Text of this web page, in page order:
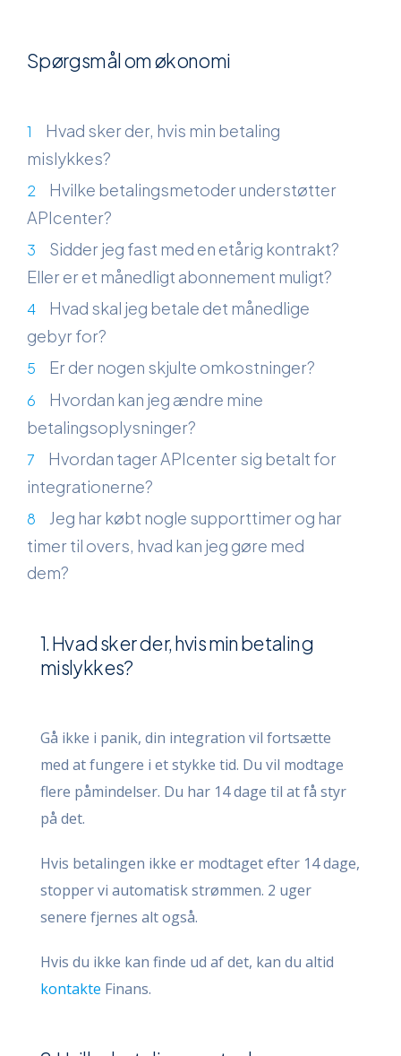
Spørgsmål om økonomi
Hvad sker der, hvis min betaling
mislykkes?
Hvilke betalingsmetoder understøtter
APIcenter?
Sidder jeg fast med en etårig kontrakt?
Eller er et månedligt abonnement muligt?
Hvad skal jeg betale det månedlige
gebyr for?
Er der nogen skjulte omkostninger?
Hvordan kan jeg ændre mine
betalingsoplysninger?
Hvordan tager APIcenter sig betalt for
integrationerne?
Jeg har købt nogle supporttimer og har
timer til overs, hvad kan jeg gøre med
dem?
1. Hvad sker der, hvis min betaling
mislykkes?
Gå ikke i panik, din integration vil fortsætte
med at fungere i et stykke tid. Du vil modtage
flere påmindelser. Du har 14 dage til at få styr
på det.
Hvis betalingen ikke er modtaget efter 14 dage,
stopper vi automatisk strømmen. 2 uger
senere fjernes alt også.
Hvis du ikke kan finde ud af det, kan du altid
kontakte Finans.